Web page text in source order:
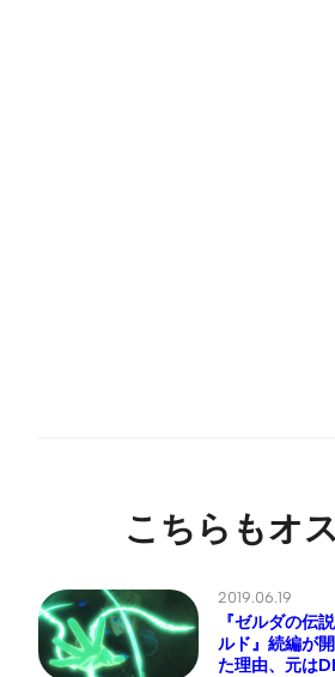
こちらもオ
2019.06.19
『ゼルダの伝
ルド』続編が
た理由、元は